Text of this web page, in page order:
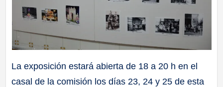
La exposición estará abierta de 18 a 20 h en el
casal de la comisión los días 23, 24 y 25 de esta